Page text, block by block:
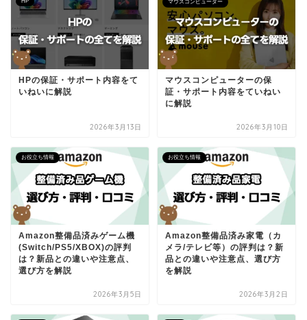
HPの保証・サポート内容をて
いねいに解説
2026年3月13日
マウスコンピューター
マウスコンピューターの保
証・サポート内容をていねい
に解説
2026年3月10日
お役立ち情報
Amazon整備品済みゲーム機
(Switch/PS5/XBOX)の評判
は？新品との違いや注意点、
選び方を解説
2026年3月5日
お役立ち情報
Amazon整備品済み家電（カ
メラ/テレビ等）の評判は？新
品との違いや注意点、選び方
を解説
2026年3月2日